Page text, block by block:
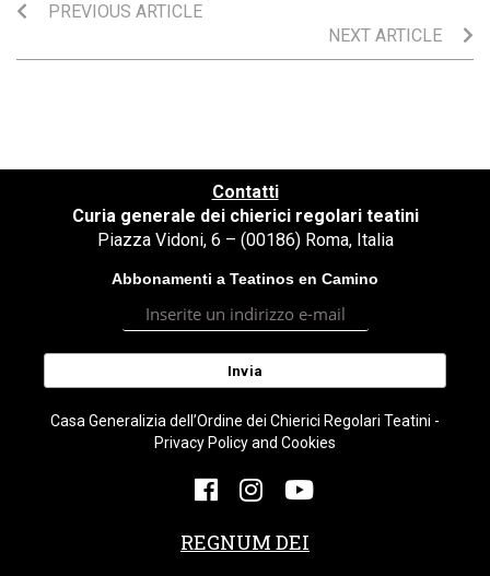
PREVIOUS ARTICLE
NEXT ARTICLE
Contatti
Curia generale dei chierici regolari teatini
Piazza Vidoni, 6 – (00186) Roma, Italia
Abbonamenti a Teatinos en Camino
Casa Generalizia dell’Ordine dei Chierici Regolari Teatini -
Privacy Policy and Cookies
REGNUM DEI